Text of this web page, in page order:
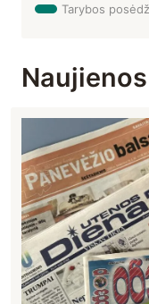
Tarybos
Naujienos